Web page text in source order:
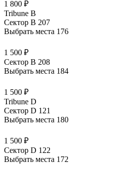
1 800 ₽
Tribune B
Сектор B 207
Выбрать места 176
1 500 ₽
Сектор B 208
Выбрать места 184
1 500 ₽
Tribune D
Сектор D 121
Выбрать места 180
1 500 ₽
Сектор D 122
Выбрать места 172